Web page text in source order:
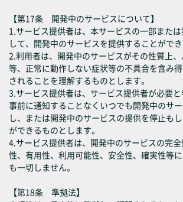
【第17条 開発中のサービスについて】
1.サービス提供者は、本サービスの一部また
して、開発中のサービスを提供することができ
2.利用者は、開発中のサービスがその性質上
等、正常に動作しない症状等の不具合を含み
されることを理解するものとします。
3.サービス提供者は、サービス提供者が必要と
事前に通知することなくいつでも開発中のサ
し、または開発中のサービスの提供を停止も
ができるものとします。
4.サービス提供者は、開発中のサービスの完
性、有用性、利用可能性、安全性、確実性等
も一切しません。
【第18条 準拠法】